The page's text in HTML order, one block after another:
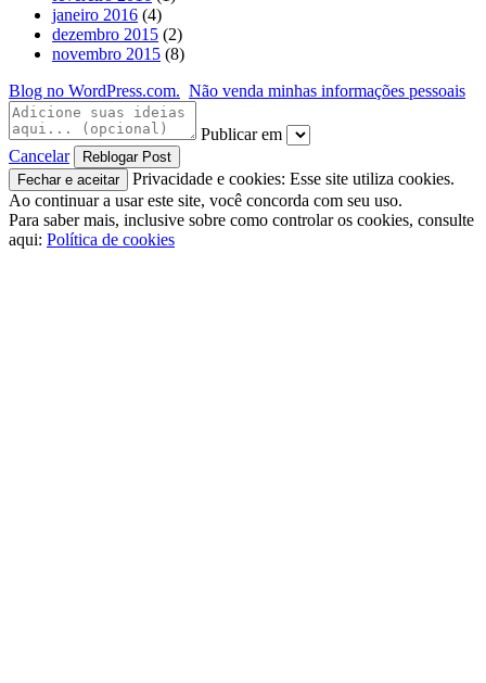
janeiro 2016 (4)
dezembro 2015 (2)
novembro 2015 (8)
Blog no WordPress.com. Não venda minhas informações pessoais
Publicar em
Cancelar
Privacidade e cookies: Esse site utiliza cookies.
Ao continuar a usar este site, você concorda com seu uso.
Para saber mais, inclusive sobre como controlar os cookies, consulte
aqui: Política de cookies